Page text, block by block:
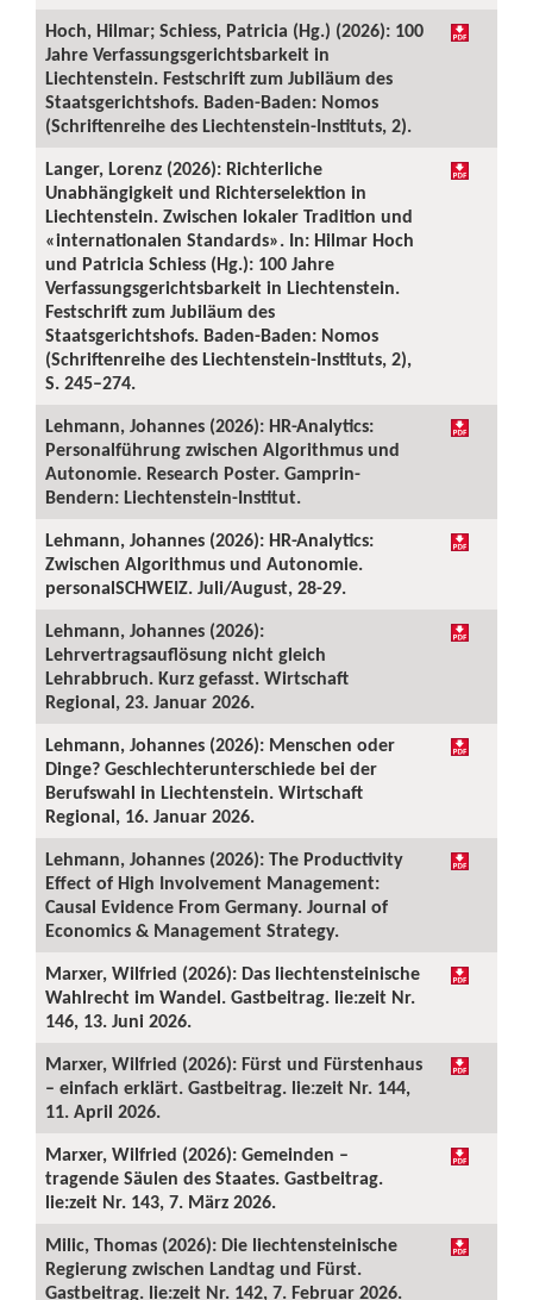
Hoch, Hilmar; Schiess, Patricia (Hg.) (2026): 100
Jahre Verfassungsgerichtsbarkeit in
Liechtenstein. Festschrift zum Jubiläum des
Staatsgerichtshofs. Baden-Baden: Nomos
(Schriftenreihe des Liechtenstein-Instituts, 2).
Langer, Lorenz (2026): Richterliche
Unabhängigkeit und Richterselektion in
Liechtenstein. Zwischen lokaler Tradition und
«internationalen Standards». In: Hilmar Hoch
und Patricia Schiess (Hg.): 100 Jahre
Verfassungsgerichtsbarkeit in Liechtenstein.
Festschrift zum Jubiläum des
Staatsgerichtshofs. Baden-Baden: Nomos
(Schriftenreihe des Liechtenstein-Instituts, 2),
S. 245–274.
Lehmann, Johannes (2026): HR-Analytics:
Personalführung zwischen Algorithmus und
Autonomie. Research Poster. Gamprin-
Bendern: Liechtenstein-Institut.
Lehmann, Johannes (2026): HR-Analytics:
Zwischen Algorithmus und Autonomie.
personalSCHWEIZ. Juli/August, 28-29.
Lehmann, Johannes (2026):
Lehrvertragsauflösung nicht gleich
Lehrabbruch. Kurz gefasst. Wirtschaft
Regional, 23. Januar 2026.
Lehmann, Johannes (2026): Menschen oder
Dinge? Geschlechterunterschiede bei der
Berufswahl in Liechtenstein. Wirtschaft
Regional, 16. Januar 2026.
Lehmann, Johannes (2026): The Productivity
Effect of High Involvement Management:
Causal Evidence From Germany. Journal of
Economics & Management Strategy.
Marxer, Wilfried (2026): Das liechtensteinische
Wahlrecht im Wandel. Gastbeitrag. lie:zeit Nr.
146, 13. Juni 2026.
Marxer, Wilfried (2026): Fürst und Fürstenhaus
– einfach erklärt. Gastbeitrag. lie:zeit Nr. 144,
11. April 2026.
Marxer, Wilfried (2026): Gemeinden –
tragende Säulen des Staates. Gastbeitrag.
lie:zeit Nr. 143, 7. März 2026.
Milic, Thomas (2026): Die liechtensteinische
Regierung zwischen Landtag und Fürst.
Gastbeitrag. lie:zeit Nr. 142, 7. Februar 2026.